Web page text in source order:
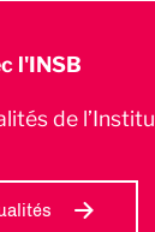
l'INSB
de